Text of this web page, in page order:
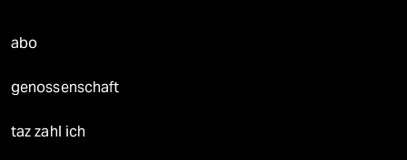
abo
genossenschaft
taz zahl ich